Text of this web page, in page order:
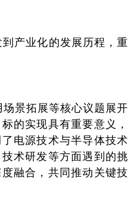
产业化的发展历程，重
景拓展等核心议题展开
的实现具有重要意义，
电源技术与半导体技术
术研发等方面遇到的挑
融合，共同推动关键技